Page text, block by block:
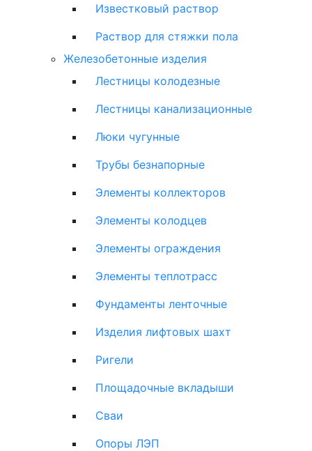
Известковый раствор
Раствор для стяжки пола
Железобетонные изделия
Лестницы колодезные
Лестницы канализационные
Люки чугунные
Трубы безнапорные
Элементы коллекторов
Элементы колодцев
Элементы ограждения
Элементы теплотрасс
Фундаменты ленточные
Изделия лифтовых шахт
Ригели
Площадочные вкладыши
Сваи
Опоры ЛЭП